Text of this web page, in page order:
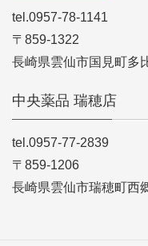
tel.0957-78-1141
〒859-1322
長崎県雲仙市国見町多
中央薬品 瑞穂店
tel.0957-77-2839
〒859-1206
長崎県雲仙市瑞穂町西